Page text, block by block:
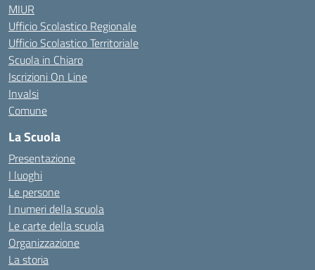
MIUR
Ufficio Scolastico Regionale
Ufficio Scolastico Territoriale
Scuola in Chiaro
Iscrizioni On Line
Invalsi
Comune
La Scuola
Presentazione
I luoghi
Le persone
I numeri della scuola
Le carte della scuola
Organizzazione
La storia